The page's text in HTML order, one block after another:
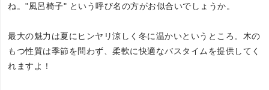
ね。"風呂椅子" という呼び名の方がお似合いでしょうか。
最大の魅力は夏にヒンヤリ涼しく冬に温かいというところ。木の
もつ性質は季節を問わず、柔軟に快適なバスタイムを提供してく
れますよ！